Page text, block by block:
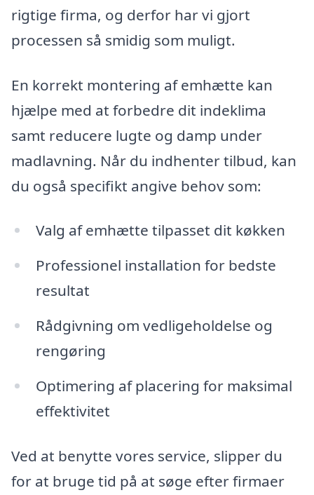
rigtige firma, og derfor har vi gjort
processen så smidig som muligt.
En korrekt montering af emhætte kan
hjælpe med at forbedre dit indeklima
samt reducere lugte og damp under
madlavning. Når du indhenter tilbud, kan
du også specifikt angive behov som:
Valg af emhætte tilpasset dit køkken
Professionel installation for bedste
resultat
Rådgivning om vedligeholdelse og
rengøring
Optimering af placering for maksimal
effektivitet
Ved at benytte vores service, slipper du
for at bruge tid på at søge efter firmaer